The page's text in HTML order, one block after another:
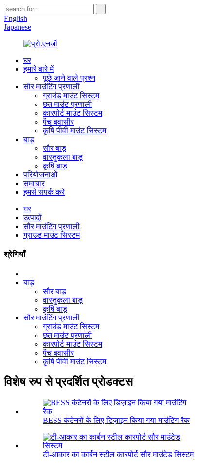
English
Japanese
घर
हमारे बारे में
पूछे जाने वाले प्रश्न
सौर माउंटिंग प्रणाली
ग्राउंड माउंट सिस्टम
छत माउंट प्रणाली
कारपोर्ट माउंट सिस्टम
पेंच बवासीर
कृषि पीवी माउंट सिस्टम
बाड़
सौर बाड़
वास्तुकला बाड़
कृषि बाड़
परियोजनाओं
समाचार
हमसे संपर्क करें
घर
उत्पादों
सौर माउंटिंग प्रणाली
ग्राउंड माउंट सिस्टम
श्रेणियाँ
बाड़
सौर बाड़
वास्तुकला बाड़
कृषि बाड़
सौर माउंटिंग प्रणाली
ग्राउंड माउंट सिस्टम
छत माउंट प्रणाली
कारपोर्ट माउंट सिस्टम
पेंच बवासीर
कृषि पीवी माउंट सिस्टम
विशेष रुप से प्रदर्शित प्रोडक्टस
BESS कंटेनरों के लिए डिज़ाइन किया गया माउंटिंग रैक
टी-आकार का कार्बन स्टील कारपोर्ट सौर माउंटेड सिस्टम